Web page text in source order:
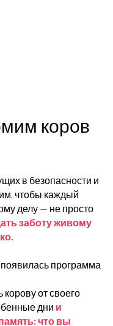
коров
в безопасности и
чтобы каждый
делу — не просто
заботу живому
программа
корову от своего
дни и
что вы